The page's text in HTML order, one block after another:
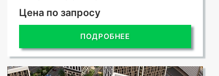
Цена по запросу
ПОДРОБНЕЕ